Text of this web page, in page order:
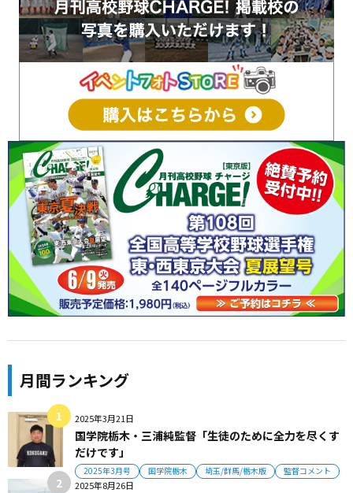
月間ランキング
2025年3月21日
国学院栃木・三浦純監督「生徒のために全力を尽くす
だけです」
2025年3月号 国学院栃木 埼玉/群馬/栃木版 監督コメント
2025年8月26日